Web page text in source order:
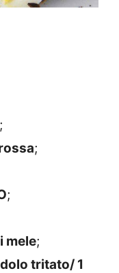
;
;
;
mele;
tritato/ 1